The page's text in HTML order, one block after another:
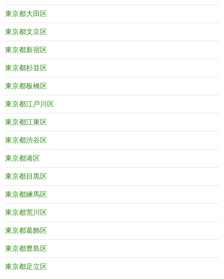
東京都大田区
東京都文京区
東京都新宿区
東京都杉並区
東京都板橋区
東京都江戸川区
東京都江東区
東京都渋谷区
東京都港区
東京都目黒区
東京都練馬区
東京都荒川区
東京都葛飾区
東京都豊島区
東京都足立区